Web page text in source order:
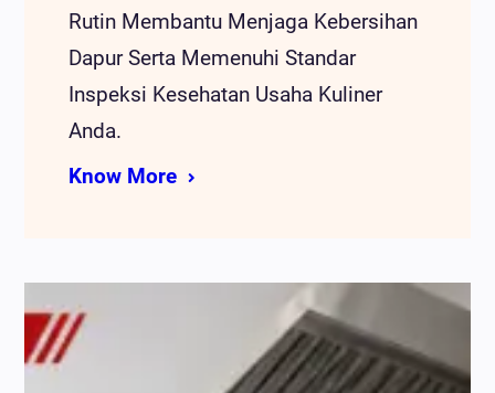
Rutin Membantu Menjaga Kebersihan
Dapur Serta Memenuhi Standar
Inspeksi Kesehatan Usaha Kuliner
Anda.
Know More